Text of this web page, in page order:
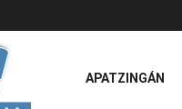
APATZINGÁN